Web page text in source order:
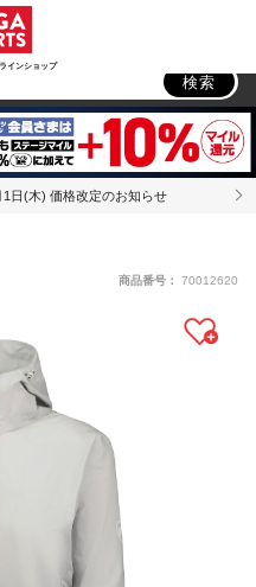
インショップ
検索
日(木) 価格改定のお知らせ
商品番号： 70012620